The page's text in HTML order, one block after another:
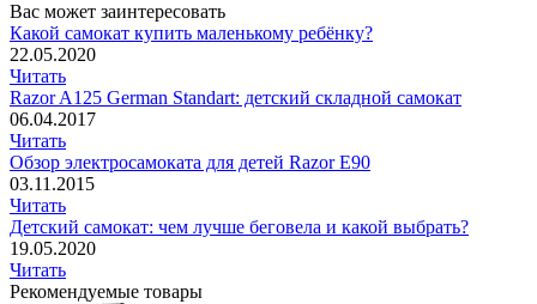
Вас может заинтересовать
Какой самокат купить маленькому ребёнку?
22.05.2020
Читать
Razor A125 German Standart: детский складной самокат
06.04.2017
Читать
Обзор электросамоката для детей Razor E90
03.11.2015
Читать
Детский самокат: чем лучше беговела и какой выбрать?
19.05.2020
Читать
Рекомендуемые товары